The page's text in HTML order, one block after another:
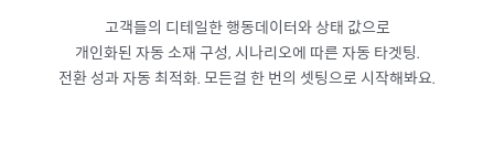
고객들의 디테일한 행동데이터와 상태 값으로
개인화된 자동 소재 구성, 시나리오에 따른 자동 타겟팅.
전환 성과 자동 최적화. 모든걸 한 번의 셋팅으로 시작해봐요.